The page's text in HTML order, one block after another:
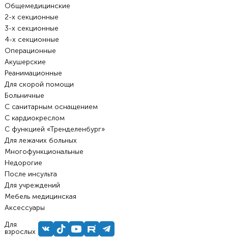
Общемедицинские
2-х секционные
3-х секционные
4-х секционные
Операционные
Акушерские
Реанимационные
Для скорой помощи
Больничные
С санитарным оснащением
С кардиокреслом
С функцией «Тренделенбург»
Для лежачих больных
Многофункциональные
Недорогие
После инсульта
Для учреждений
Мебель медицинская
Аксессуары
Для
взрослых